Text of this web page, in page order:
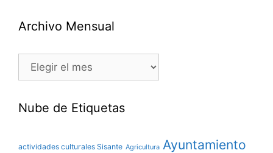
Archivo Mensual
Nube de Etiquetas
actividades culturales Sisante Agricultura Ayuntamiento